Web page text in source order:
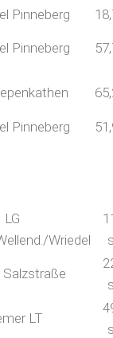
Pinneberg
Pinneberg
Pinneberg
LG
Wriedel
Salzstraße
LT